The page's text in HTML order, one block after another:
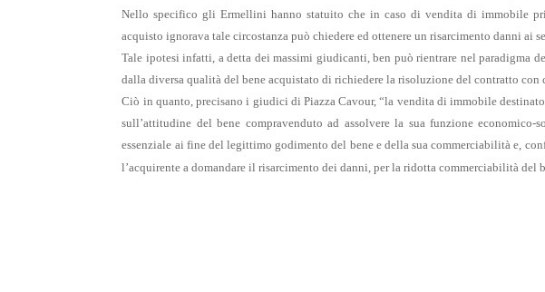
Nello specifico gli Ermellini hanno statuito che in caso di vendita di immobile
acquisto ignorava tale circostanza può chiedere ed ottenere un risarcimento danni ai
Tale ipotesi infatti, a detta dei massimi giudicanti, ben può rientrare nel paradigma
dalla diversa qualità del bene acquistato di richiedere la risoluzione del contratto con
Ciò in quanto, precisano i giudici di Piazza Cavour, “la vendita di immobile
sull’attitudine del bene compravenduto ad assolvere la sua funzione
essenziale ai fine del legittimo godimento del bene e della sua commerciabilità e,
l’acquirente a domandare il risarcimento dei danni, per la ridotta commerciabilità del